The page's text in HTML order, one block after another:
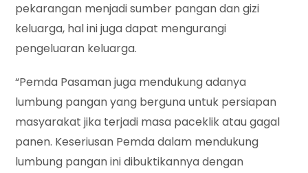
pekarangan menjadi sumber pangan dan gizi
keluarga, hal ini juga dapat mengurangi
pengeluaran keluarga.
“Pemda Pasaman juga mendukung adanya
lumbung pangan yang berguna untuk persiapan
masyarakat jika terjadi masa paceklik atau gagal
panen. Keseriusan Pemda dalam mendukung
lumbung pangan ini dibuktikannya dengan